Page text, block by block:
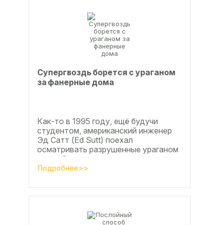
Супергвоздь борется с ураганом
за фанерные дома
Как-то в 1995 году, ещё будучи
студентом, американский инженер
Эд Сатт (Ed Sutt) поехал
осматривать разрушенные ураганом
дома. Он удивился, что ударов
стихии в большинстве случаев не...
Подробнее>>